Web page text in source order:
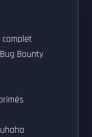
complet
Bounty